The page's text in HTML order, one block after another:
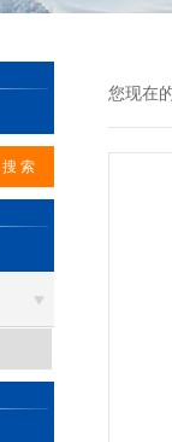
您现在